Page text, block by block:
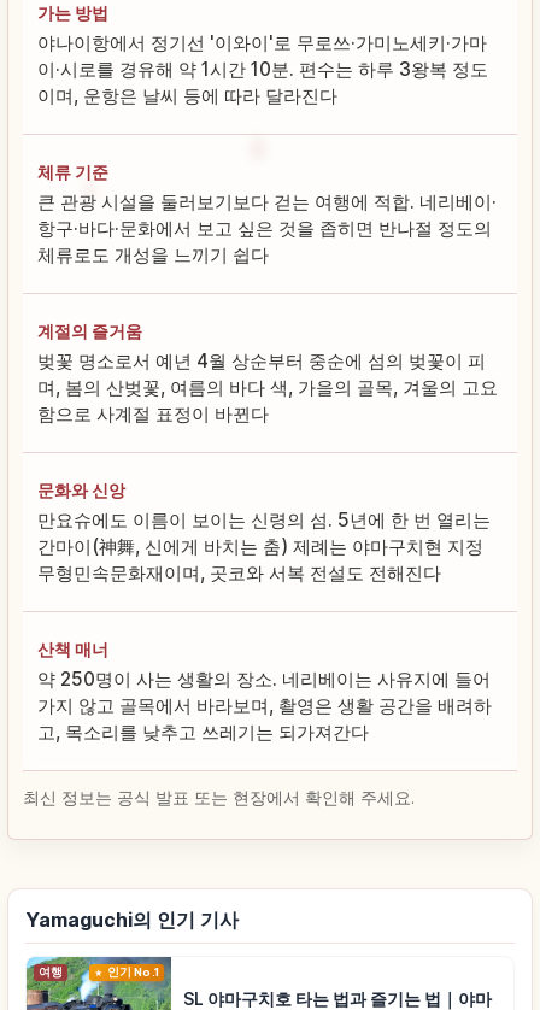
가는 방법
야나이항에서 정기선 '이와이'로 무로쓰·가미노세키·가마
이·시로를 경유해 약 1시간 10분. 편수는 하루 3왕복 정도
이며, 운항은 날씨 등에 따라 달라진다
체류 기준
큰 관광 시설을 둘러보기보다 걷는 여행에 적합. 네리베이·
항구·바다·문화에서 보고 싶은 것을 좁히면 반나절 정도의
체류로도 개성을 느끼기 쉽다
계절의 즐거움
벚꽃 명소로서 예년 4월 상순부터 중순에 섬의 벚꽃이 피
며, 봄의 산벚꽃, 여름의 바다 색, 가을의 골목, 겨울의 고요
함으로 사계절 표정이 바뀐다
문화와 신앙
만요슈에도 이름이 보이는 신령의 섬. 5년에 한 번 열리는
간마이(神舞, 신에게 바치는 춤) 제례는 야마구치현 지정
무형민속문화재이며, 곳코와 서복 전설도 전해진다
산책 매너
약 250명이 사는 생활의 장소. 네리베이는 사유지에 들어
가지 않고 골목에서 바라보며, 촬영은 생활 공간을 배려하
고, 목소리를 낮추고 쓰레기는 되가져간다
최신 정보는 공식 발표 또는 현장에서 확인해 주세요.
Yamaguchi의 인기 기사
여행 인기 No.1
SL 야마구치호 타는 법과 즐기는 법｜야마